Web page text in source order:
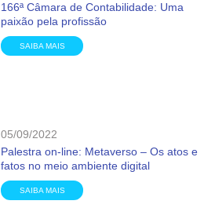
166ª Câmara de Contabilidade: Uma
paixão pela profissão
SAIBA MAIS
05/09/2022
Palestra on-line: Metaverso – Os atos e
fatos no meio ambiente digital
SAIBA MAIS